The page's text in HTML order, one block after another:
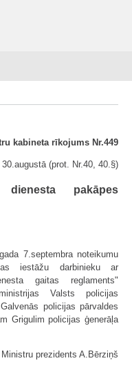
kabineta rīkojums Nr.449
(prot. Nr.40, 40.§)
pakāpes
7.septembra noteikumu
iestāžu darbinieku ar
gaitas reglaments"
Valsts policijas
policijas pārvaldes
Grigulim policijas ģenerāļa
Ministru prezidents A.Bērziņš